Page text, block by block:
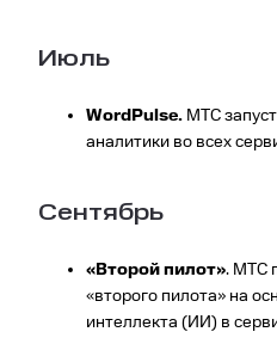
Июль
WordPulse. МТС
аналитики во всех
Сентябрь
«Второй пилот». МТС
«второго пилота» на
интеллекта (ИИ) в